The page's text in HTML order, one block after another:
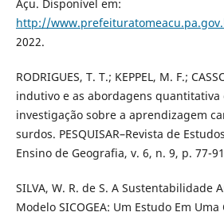
Açu. Disponível em:
http://
2022.
RODRIGUES, T. T.; KEPPEL, M. F.;
indutivo e as abordagens quantitativa
investigação sobre a aprendizagem
surdos. PESQUISAR–Revista de
Ensino de Geografia, v. 6, n. 9, p. 77-
SILVA, W. R. de S. A Sustentabilidade
Modelo SICOGEA: Um Estudo Em